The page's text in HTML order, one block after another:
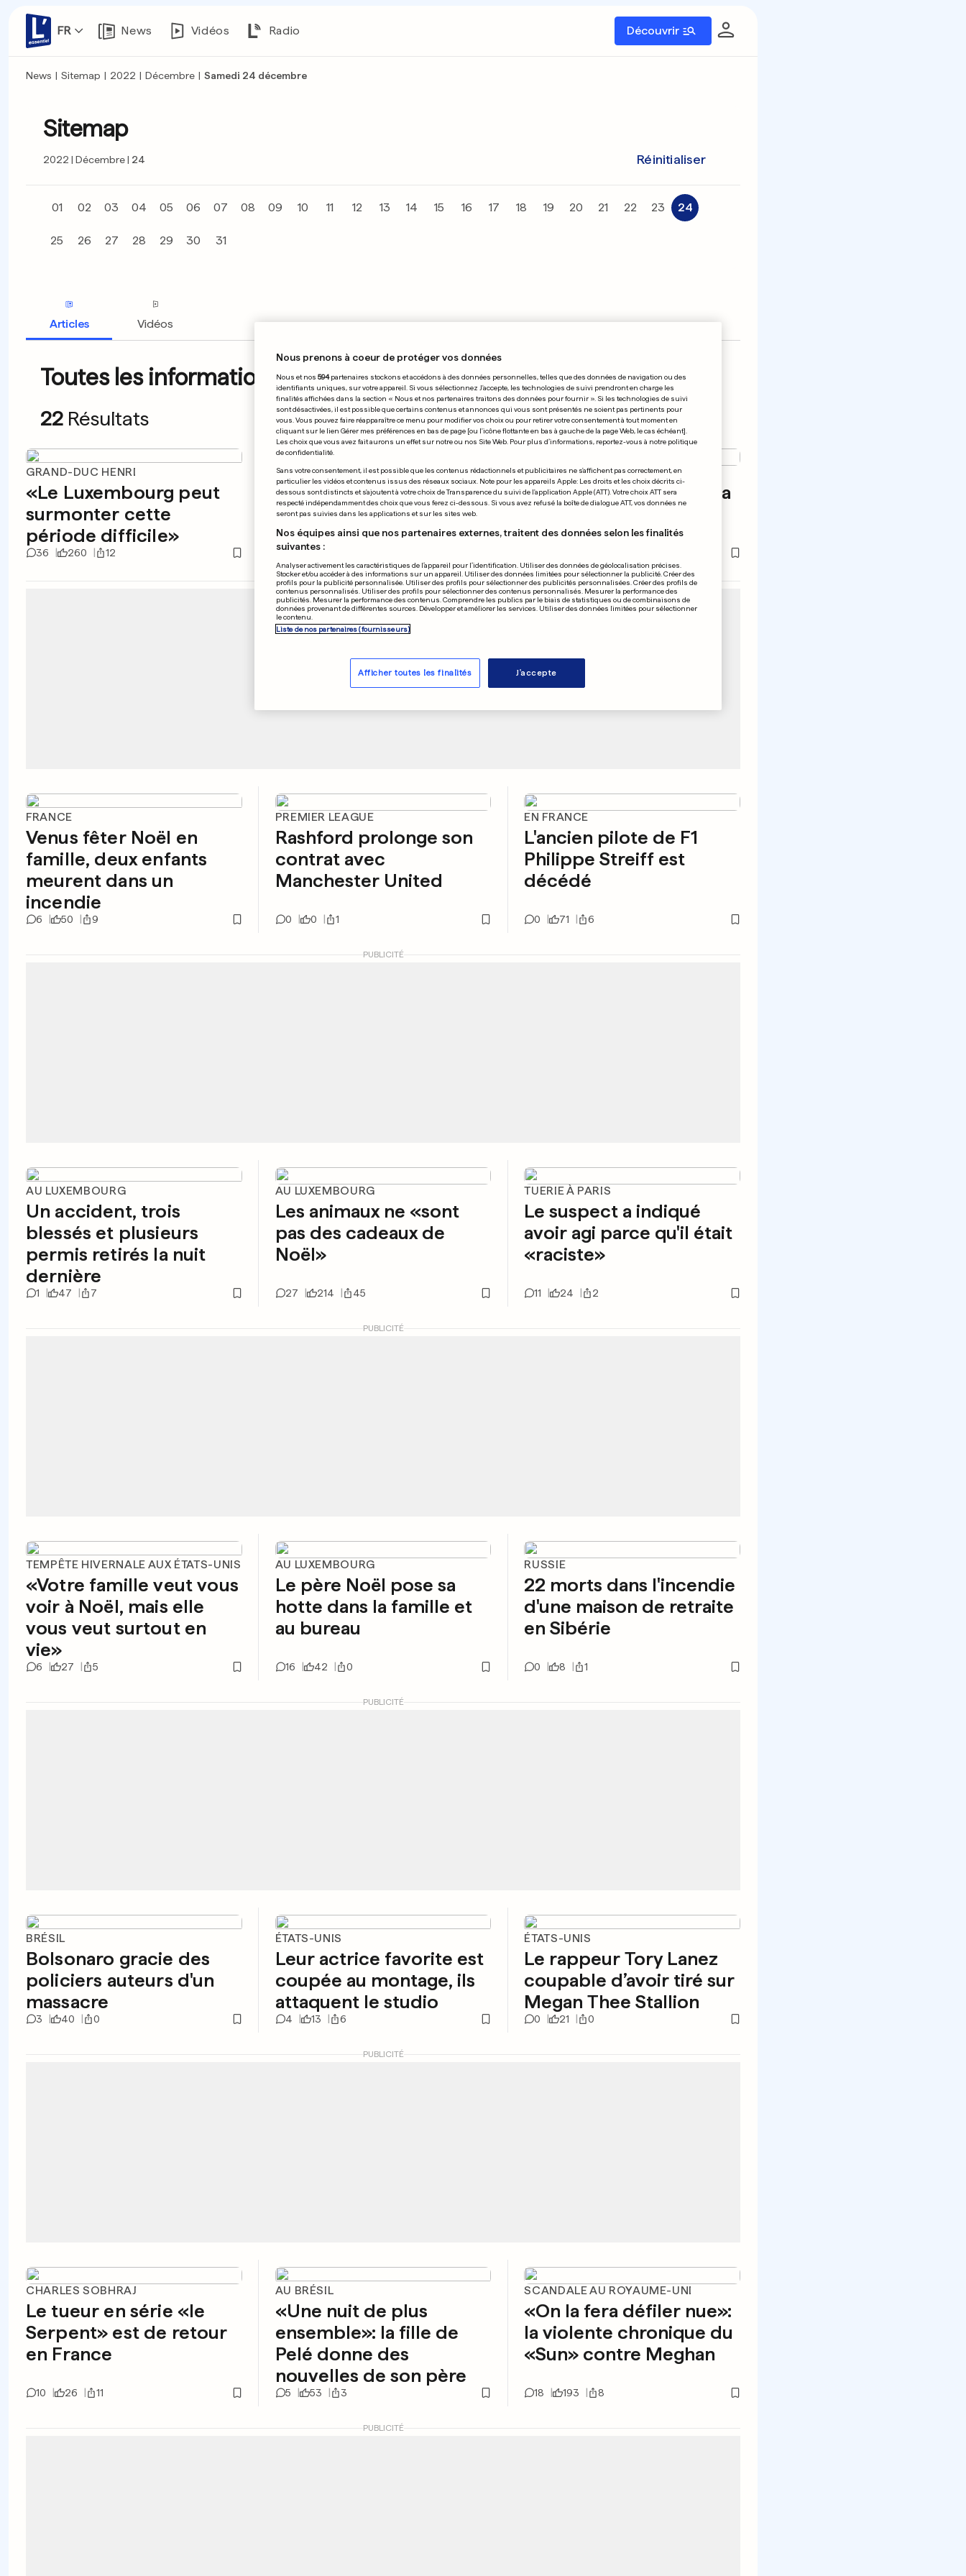
FR News Vidéos Radio Découvrir
News | Sitemap | 2022 | Décembre | Samedi 24 décembre
Sitemap
2022 Décembre 24 Réinitialiser
01 02 03 04 05 06 07 08 09 10 11 12 13 14 15 16 17 18 19 20 21 22 23 24
25 26 27 28 29 30 31
Articles Vidéos
Toutes les informations du 24.12.2022
22 Résultats
GRAND-DUC HENRI
«Le Luxembourg peut
surmonter cette
période difficile»
36 260 12
Violences à Paris, après
l'assassinat de trois
Kurdes
16 50
POUR LE PLAISIR DES YEUX
Et le plus beau but de la
Coupe du monde est…
PUBLICITÉ
FRANCE
Venus fêter Noël en
famille, deux enfants
meurent dans un
incendie
6 50 9
PREMIER LEAGUE
Rashford prolonge son
contrat avec
Manchester United
0 0 1
EN FRANCE
L'ancien pilote de F1
Philippe Streiff est
décédé
0 71 6
PUBLICITÉ
AU LUXEMBOURG
Un accident, trois
blessés et plusieurs
permis retirés la nuit
dernière
1 47 7
AU LUXEMBOURG
Les animaux ne «sont
pas des cadeaux de
Noël»
27 214 45
TUERIE À PARIS
Le suspect a indiqué
avoir agi parce qu'il était
«raciste»
11 24 2
PUBLICITÉ
TEMPÊTE HIVERNALE AUX ÉTATS-UNIS
«Votre famille veut vous
voir à Noël, mais elle
vous veut surtout en
vie»
6 27 5
AU LUXEMBOURG
Le père Noël pose sa
hotte dans la famille et
au bureau
16 42 0
RUSSIE
22 morts dans l'incendie
d'une maison de retraite
en Sibérie
0 8 1
PUBLICITÉ
BRÉSIL
Bolsonaro gracie des
policiers auteurs d'un
massacre
3 40 0
ÉTATS-UNIS
Leur actrice favorite est
coupée au montage, ils
attaquent le studio
4 13 6
ÉTATS-UNIS
Le rappeur Tory Lanez
coupable d’avoir tiré sur
Megan Thee Stallion
0 21 0
PUBLICITÉ
CHARLES SOBHRAJ
Le tueur en série «le
Serpent» est de retour
en France
10 26 11
AU BRÉSIL
«Une nuit de plus
ensemble»: la fille de
Pelé donne des
nouvelles de son père
5 53 3
SCANDALE AU ROYAUME-UNI
«On la fera défiler nue»:
la violente chronique du
«Sun» contre Meghan
18 193 8
PUBLICITÉ
Nous prenons à coeur de protéger vos données
Nous et nos 594partenaires stockons et accédons à des données personnelles, telles que des données de navigation ou des
identifiants uniques, sur votre appareil. Si vous sélectionnez J'accepte, les technologies de suivi prendront en charge les
finalités affichées dans la section « Nous et nos partenaires traitons des données pour fournir ». Si les technologies de suivi
sont désactivées, il est possible que certains contenus et annonces qui vous sont présentés ne soient pas pertinents pour
vous. Vous pouvez faire réapparaître ce menu pour modifier vos choix ou pour retirer votre consentement à tout moment en
cliquant sur le lien Gérer mes préférences en bas de page [ou l'icône flottante en bas à gauche de la page Web, le cas échéant].
Les choix que vous avez fait aurons un effet sur notre ou nos Site Web. Pour plus d’informations, reportez-vous à notre politique
de confidentialité.
Sans votre consentement, il est possible que les contenus rédactionnels et publicitaires ne s'affichent pas correctement, en
particulier les vidéos et contenus issus des réseaux sociaux. Note pour les appareils Apple: Les droits et les choix décrits ci-
dessous sont distincts et s'ajoutent à votre choix de Transparence du suivi de l'application Apple (ATT). Votre choix ATT sera
respecté indépendamment des choix que vous ferez ci-dessous. Si vous avez refusé la boîte de dialogue ATT, vos données ne
seront pas suivies dans les applications et sur les sites web.
Nos équipes ainsi que nos partenaires externes, traitent des données selon les finalités
suivantes :
Analyser activement les caractéristiques de l’appareil pour l’identification. Utiliser des données de géolocalisation précises.
Stocker et/ou accéder à des informations sur un appareil. Utiliser des données limitées pour sélectionner la publicité. Créer des
profils pour la publicité personnalisée. Utiliser des profils pour sélectionner des publicités personnalisées. Créer des profils de
contenus personnalisés. Utiliser des profils pour sélectionner des contenus personnalisés. Mesurer la performance des
publicités. Mesurer la performance des contenus. Comprendre les publics par le biais de statistiques ou de combinaisons de
données provenant de différentes sources. Développer et améliorer les services. Utiliser des données limitées pour sélectionner
le contenu.
Liste de nos partenaires (fournisseurs)
Afficher toutes les finalités J'accepte